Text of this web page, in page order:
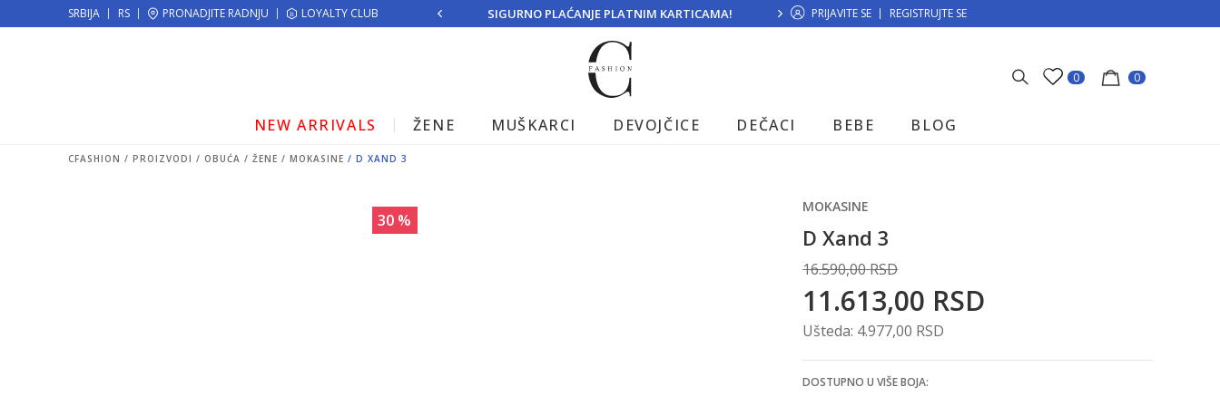
SRBIJA RS PRONADJITE RADNJU LOYALTY CLUB
MOGUĆNOST ISPORUKE ZA 24H! SIGURNO PLAĆANJE PLATNIM KARTICAMA! MOGUĆNOST BESPLATNE ISPORUKE!
PRIJAVITE SE REGISTRUJTE SE
0 0
NEW ARRIVALS ŽENE MUŠKARCI DEVOJČICE DEČACI BEBE BLOG
CFASHION PROIZVODI OBUĆA ŽENE MOKASINE D XAND 3
30 %
MOKASINE
D Xand 3
16.590,00RSD
11.613,00 RSD
Ušteda: 4.977,00 RSD
DOSTUPNO U VIŠE BOJA: